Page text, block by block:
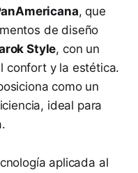
, que
de diseño
Style, con un
confort y la estética.
como un
ideal para
aplicada al